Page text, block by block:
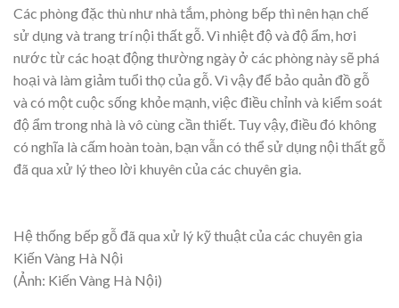
Các phòng đặc thù như nhà tắm, phòng bếp thì nên hạn chế
sử dụng và trang trí nội thất gỗ. Vì nhiệt độ và độ ẩm, hơi
nước từ các hoạt động thường ngày ở các phòng này sẽ phá
hoại và làm giảm tuổi thọ của gỗ. Vì vậy để bảo quản đồ gỗ
và có một cuộc sống khỏe mạnh, việc điều chỉnh và kiểm soát
độ ẩm trong nhà là vô cùng cần thiết. Tuy vậy, điều đó không
có nghĩa là cấm hoàn toàn, bạn vẫn có thể sử dụng nội thất gỗ
đã qua xử lý theo lời khuyên của các chuyên gia.
Hệ thống bếp gỗ đã qua xử lý kỹ thuật của các chuyên gia
Kiến Vàng Hà Nội
(Ảnh: Kiến Vàng Hà Nội)